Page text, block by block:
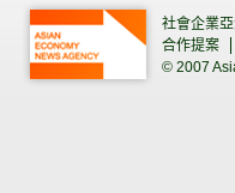
社會企業
合作提案
© 2007